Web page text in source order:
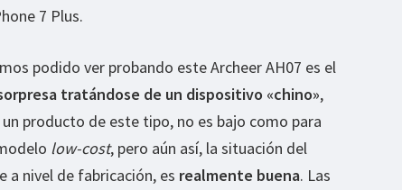
7 Plus.
podido ver probando este Archeer AH07 es el
tratándose de un dispositivo «chino»,
producto de este tipo, no es bajo como para
low-cost, pero aún así, la situación del
a nivel de fabricación, es realmente buena. Las